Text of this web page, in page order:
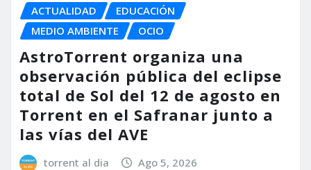
ACTUALIDAD
EDUCACIÓN
MEDIO AMBIENTE
OCIO
AstroTorrent organiza una
observación pública del eclipse
total de Sol del 12 de agosto en
Torrent en el Safranar junto a
las vías del AVE
torrent al dia Ago 5, 2026